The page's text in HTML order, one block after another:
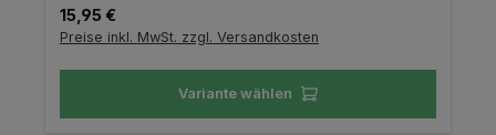
Regulärer Preis:
15,95 €
Preise inkl. MwSt. zzgl. Versandkosten
Variante wählen